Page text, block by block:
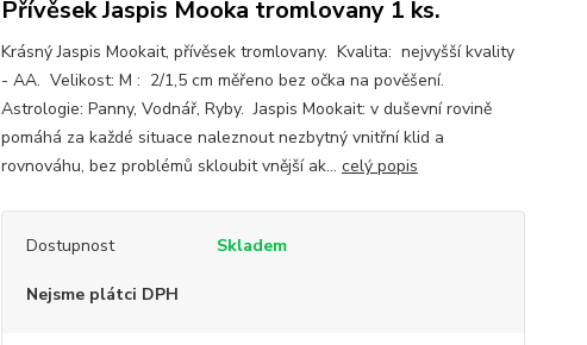
Přívěsek Jaspis Mooka tromlovany 1 ks.
Krásný Jaspis Mookait, přívěsek tromlovany. Kvalita: nejvyšší kvality
- AA. Velikost: M : 2/1,5 cm měřeno bez očka na pověšení.
Astrologie: Panny, Vodnář, Ryby. Jaspis Mookait: v duševní rovině
pomáhá za každé situace naleznout nezbytný vnitřní klid a
rovnováhu, bez problémů skloubit vnější ak... celý popis
Dostupnost Skladem
Nejsme plátci DPH